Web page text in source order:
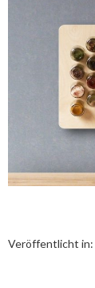
Veröffentlicht in: